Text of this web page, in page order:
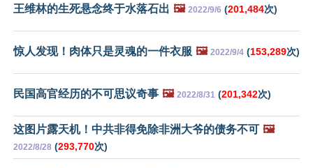
王维林的生死悬念终于水落石出 🖼️ 2022/9/6 (201,484次)
惊人发现！肉体只是灵魂的一件衣服 🖼️ 2022/9/4 (153,289次)
民国高官经历的不可思议奇事 🖼️ 2022/8/31 (201,342次)
这图片露天机！中共非得免除非洲大爷的债务不可 🖼️
2022/8/28 (293,770次)